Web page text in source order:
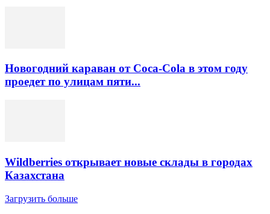
Новогодний караван от Coca-Cola в этом году
проедет по улицам пяти...
Wildberries открывает новые склады в городах
Казахстана
Загрузить больше